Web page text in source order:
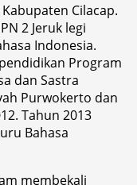
Cilacap.
2 Jeruk legi
Indonesia.
Program
dan Sastra
Purwokerto dan
Tahun 2013
Bahasa
membekali